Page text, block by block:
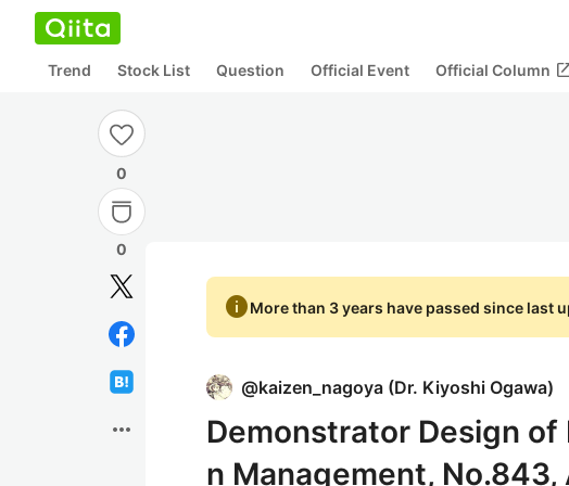
Trend Stock List Question Official Event Official Column
0
0
more_horiz
infoMore than 3 years have passed since last
@kaizen_nagoya (Dr. Kiyoshi Ogawa)
Demonstrator Design
n Management, No.843,